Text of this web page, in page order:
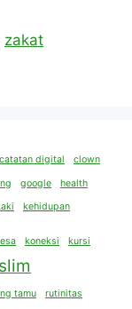
zakat
catatan digital clown
google
health
kehidupan
koneksi kursi
tamu rutinitas